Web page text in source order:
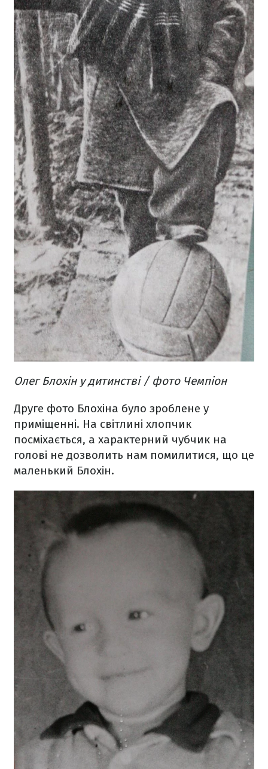
Олег Блохін у дитинстві / фото Чемпіон
Друге фото Блохіна було зроблене у
приміщенні. На світлині хлопчик
посміхається, а характерний чубчик на
голові не дозволить нам помилитися, що це
маленький Блохін.